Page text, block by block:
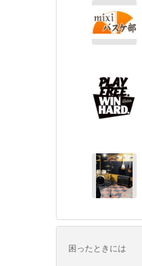
困ったときには